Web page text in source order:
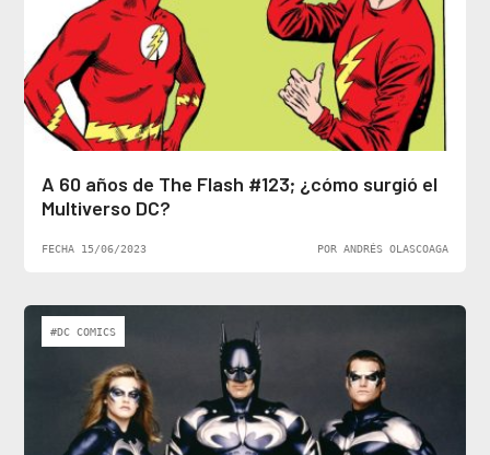
A 60 años de The Flash #123; ¿cómo surgió el
Multiverso DC?
FECHA 15/06/2023 POR ANDRÉS OLASCOAGA
#DC COMICS